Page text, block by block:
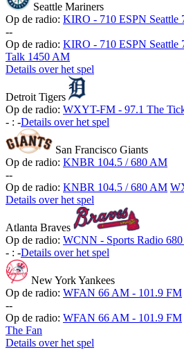
Seattle Mariners
Op de radio: KIRO - 710 ESPN Seattle
--
Op de radio: KIRO - 710 ESPN Seattle
Talk 1450 AM
Details over het spel
Detroit Tigers
Op de radio: WXYT-FM - 97.1 The
- : -Details over het spel
San Francisco Giants
Op de radio: KNBR 104.5 / 680 AM
--
Op de radio: KNBR 104.5 / 680 AM
Details over het spel
Atlanta Braves
Op de radio: WCNN - Sports Radio 680
- : -Details over het spel
New York Yankees
Op de radio: WFAN 66 AM - 101.9 FM
--
Op de radio: WFAN 66 AM - 101.9 FM
The Fan
Details over het spel